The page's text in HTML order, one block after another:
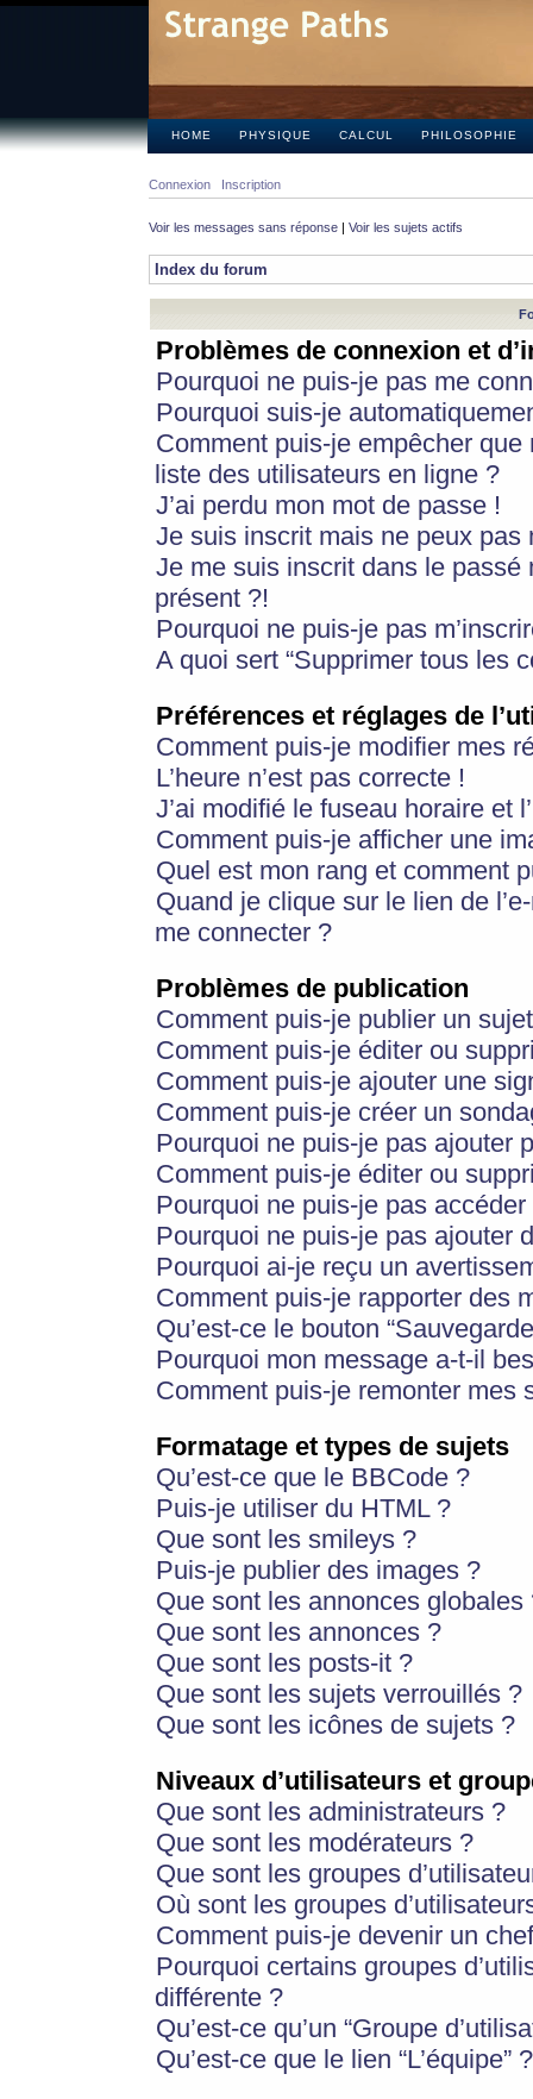
HOME PHYSIQUE CALCUL PHILOSOPHIE
Connexion Inscription
Voir les messages sans réponse | Voir les sujets actifs
Index du forum
Problèmes de connexion et
Pourquoi ne puis-je pas me
Pourquoi suis-je
Comment puis-je empêcher
liste des utilisateurs en ligne ?
J’ai perdu mon mot de passe !
Je suis inscrit mais ne peux pas
Je me suis inscrit dans le
présent ?!
Pourquoi ne puis-je pas
A quoi sert “Supprimer tous les
Préférences et réglages de
Comment puis-je modifier mes
L’heure n’est pas correcte !
J’ai modifié le fuseau horaire et
Comment puis-je afficher une
Quel est mon rang et comment
Quand je clique sur le lien de
me connecter ?
Problèmes de publication
Comment puis-je publier un
Comment puis-je éditer ou
Comment puis-je ajouter une
Comment puis-je créer un
Pourquoi ne puis-je pas ajouter
Comment puis-je éditer ou
Pourquoi ne puis-je pas
Pourquoi ne puis-je pas ajouter
Pourquoi ai-je reçu un
Comment puis-je rapporter des
Qu’est-ce le bouton
Pourquoi mon message a-t-il
Comment puis-je remonter mes
Formatage et types de sujets
Qu’est-ce que le BBCode ?
Puis-je utiliser du HTML ?
Que sont les smileys ?
Puis-je publier des images ?
Que sont les annonces globales
Que sont les annonces ?
Que sont les posts-it ?
Que sont les sujets verrouillés ?
Que sont les icônes de sujets ?
Niveaux d’utilisateurs et
Que sont les administrateurs ?
Que sont les modérateurs ?
Que sont les groupes
Où sont les groupes
Comment puis-je devenir un
Pourquoi certains groupes
différente ?
Qu’est-ce qu’un “Groupe
Qu’est-ce que le lien “L’équipe” ?